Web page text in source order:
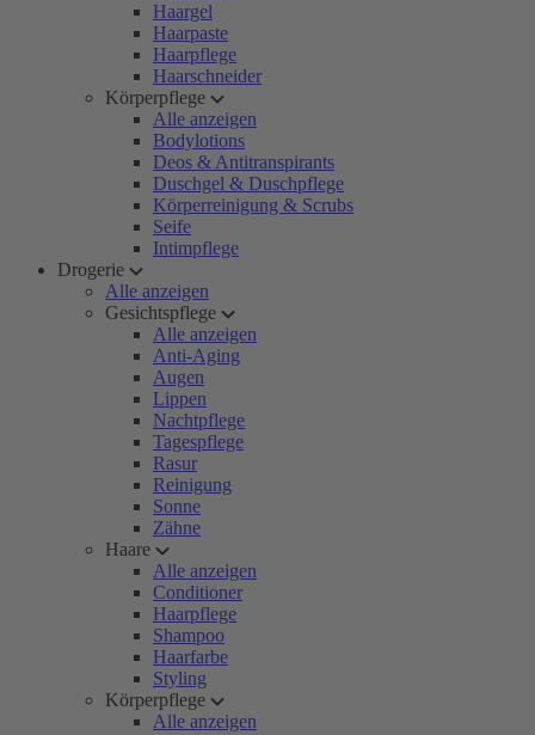
Haargel
Haarpaste
Haarpflege
Haarschneider
Körperpflege
Alle anzeigen
Bodylotions
Deos & Antitranspirants
Duschgel & Duschpflege
Körperreinigung & Scrubs
Seife
Intimpflege
Drogerie
Alle anzeigen
Gesichtspflege
Alle anzeigen
Anti-Aging
Augen
Lippen
Nachtpflege
Tagespflege
Rasur
Reinigung
Sonne
Zähne
Haare
Alle anzeigen
Conditioner
Haarpflege
Shampoo
Haarfarbe
Styling
Körperpflege
Alle anzeigen